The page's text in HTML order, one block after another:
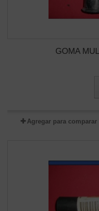
GOMA
Agregar para comparar